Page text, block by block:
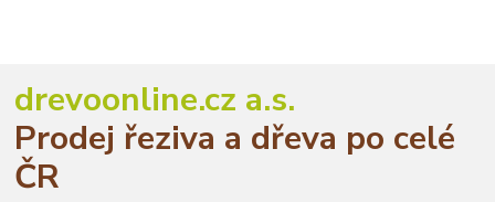
drevoonline.cz a.s.
Prodej řeziva a dřeva po celé
ČR